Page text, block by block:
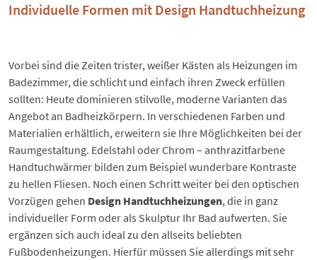
Individuelle Formen mit Design Handtuchheizung
Vorbei sind die Zeiten trister, weißer Kästen als Heizungen im
Badezimmer, die schlicht und einfach ihren Zweck erfüllen
sollten: Heute dominieren stilvolle, moderne Varianten das
Angebot an Badheizkörpern. In verschiedenen Farben und
Materialien erhältlich, erweitern sie Ihre Möglichkeiten bei der
Raumgestaltung. Edelstahl oder Chrom – anthrazitfarbene
Handtuchwärmer bilden zum Beispiel wunderbare Kontraste
zu hellen Fliesen. Noch einen Schritt weiter bei den optischen
Vorzügen gehen Design Handtuchheizungen, die in ganz
individueller Form oder als Skulptur Ihr Bad aufwerten. Sie
ergänzen sich auch ideal zu den allseits beliebten
Fußbodenheizungen. Hierfür müssen Sie allerdings mit sehr